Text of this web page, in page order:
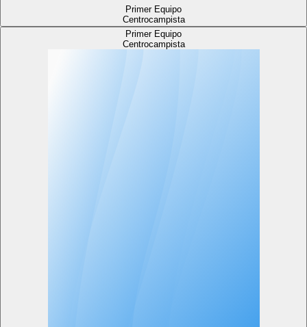
Primer Equipo
Centrocampista
Primer Equipo
Centrocampista